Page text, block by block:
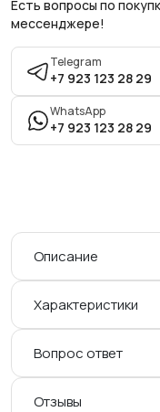
Есть вопросы по
мессенджере!
Telegram
+7 923 123 28 29
WhatsApp
+7 923 123 28 29
Описание
Характеристики
Вопрос ответ
Отзывы